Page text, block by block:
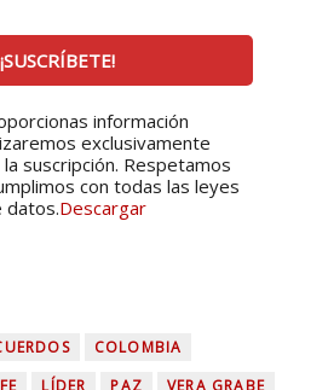
información
exclusivamente
suscripción. Respetamos
con todas las leyes
datos.Descargar
COLOMBIA